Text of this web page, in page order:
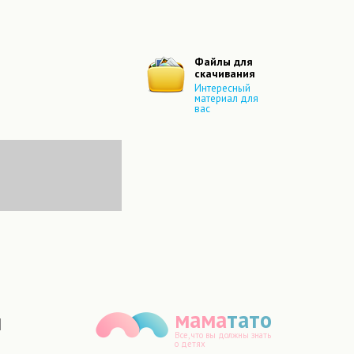
Файлы для
скачивания
Интересный
материал для
вас
маматато
Все, что вы должны знать
о детях